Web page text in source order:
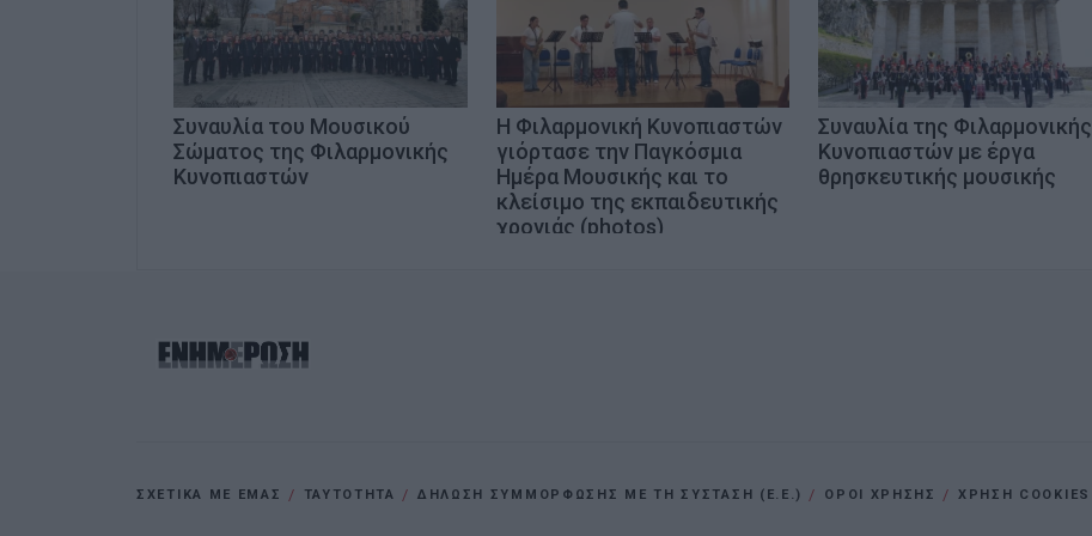
Συναυλία του Μουσικού
Σώματος της Φιλαρμονικής
Κυνοπιαστών
Η Φιλαρμονική Κυνοπιαστών
γιόρτασε την Παγκόσμια
Ημέρα Μουσικής και το
κλείσιμο της εκπαιδευτικής
χρονιάς (photos)
Συναυλία της Φιλαρμονικής
Κυνοπιαστών με έργα
θρησκευτικής μουσικής
ΣΧΕΤΙΚΑ ΜΕ ΕΜΑΣ ΤΑΥΤΟΤΗΤΑ ΔΗΛΩΣΗ ΣΥΜΜΟΡΦΩΣΗΣ ΜΕ ΤΗ ΣΥΣΤΑΣΗ (Ε.Ε.) ΌΡΟΙ ΧΡΗΣΗΣ ΧΡΗΣΗ COOKIES